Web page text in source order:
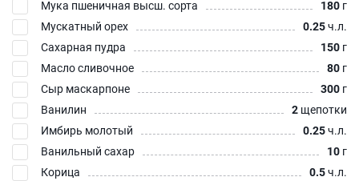
Мука пшеничная высш. сорта
180 г
Мускатный орех
0.25ч.л.
Сахарная пудра
150 г
Масло сливочное
80 г
Сыр маскарпоне
300 г
Ванилин
2 щепотки
Имбирь молотый
0.25ч.л.
Ванильный сахар
10 г
Корица
0.5ч.л.